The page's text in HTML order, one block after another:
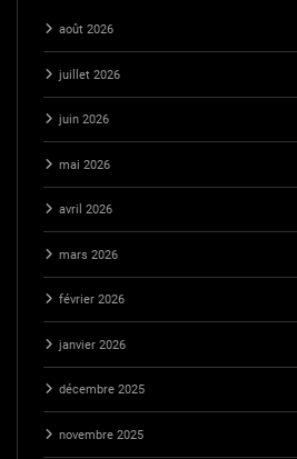
août 2026
juillet 2026
juin 2026
mai 2026
avril 2026
mars 2026
février 2026
janvier 2026
décembre 2025
novembre 2025